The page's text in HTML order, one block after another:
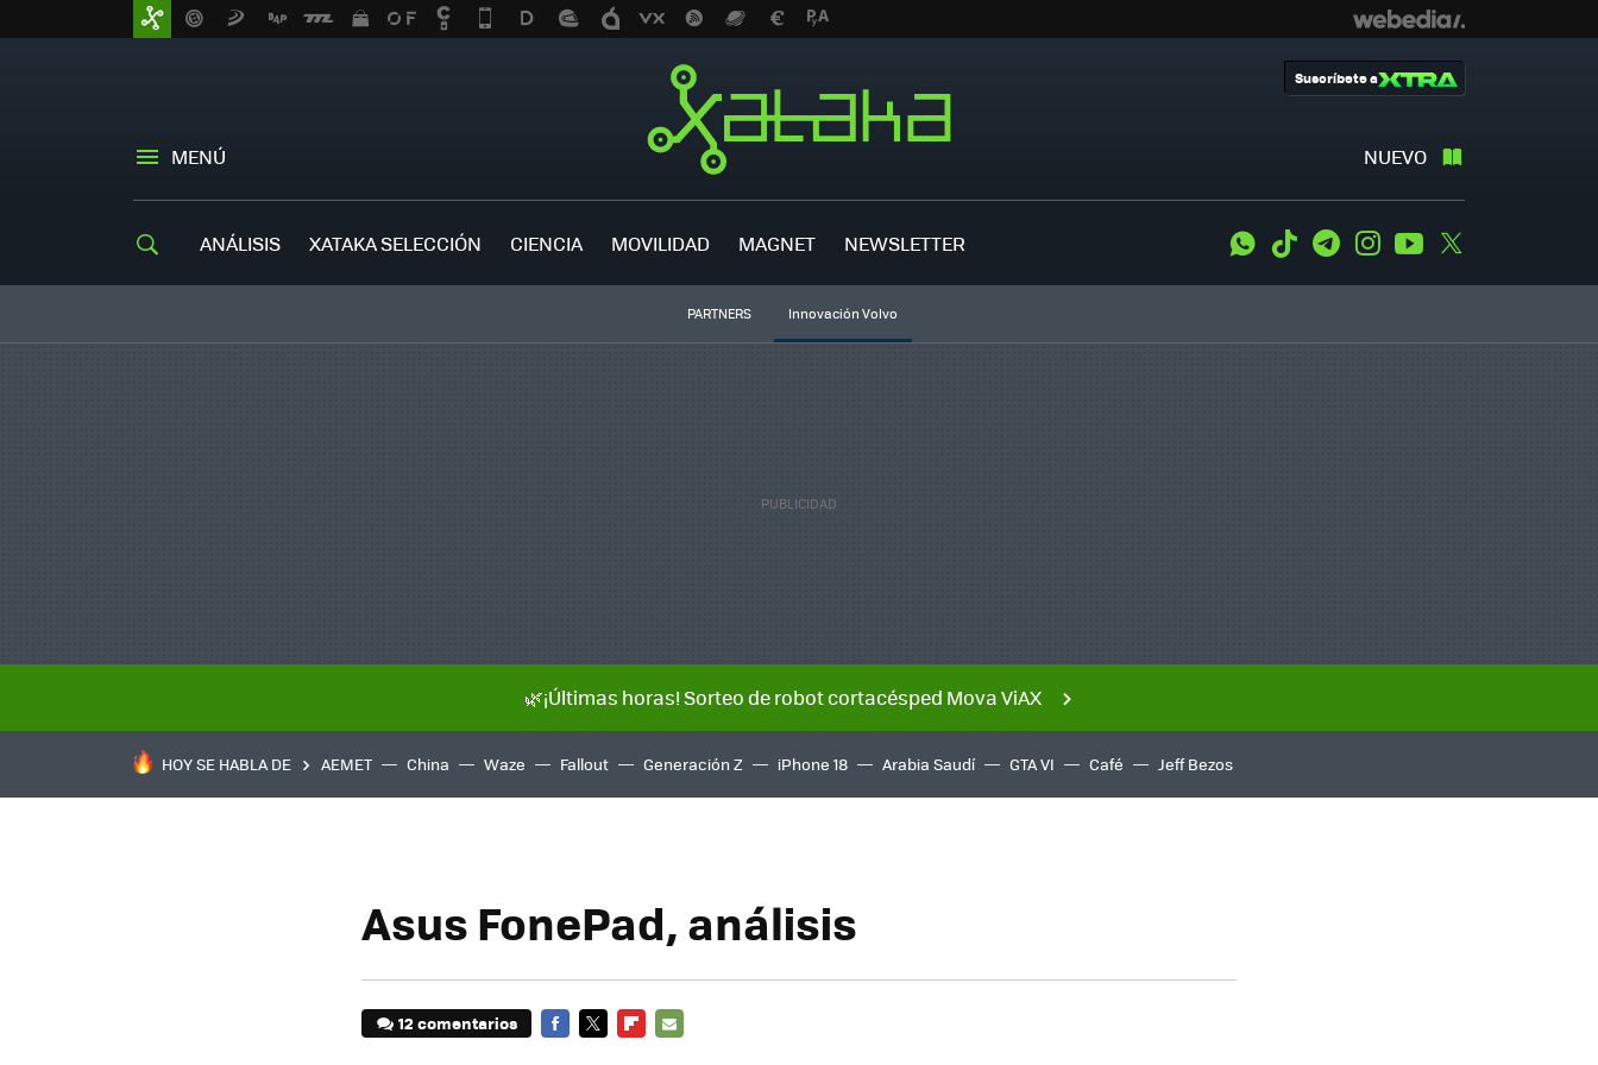
MENÚ NUEVO
Suscríbete a
ANÁLISIS XATAKA SELECCIÓN CIENCIA MOVILIDAD MAGNET NEWSLETTER WhatsApp
Tiktok TelegramInstagramYoutube
PARTNERS Innovación Volvo
🌿¡Últimas horas! Sorteo de robot cortacésped Mova ViAX
HOY SE HABLA DE AEMET China Waze Fallout Generación Z iPhone 18 Arabia Saudí GTA VI Café Jeff Bezos
Asus FonePad, análisis
12 comentarios